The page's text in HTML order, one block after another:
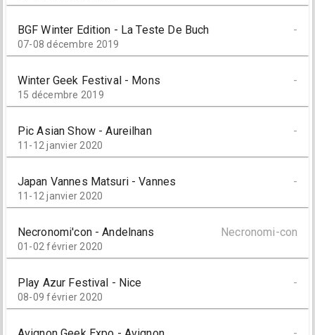
BGF Winter Edition - La Teste De Buch
07-08 décembre 2019
-
Winter Geek Festival - Mons
15 décembre 2019
-
Pic Asian Show - Aureilhan
11-12 janvier 2020
-
Japan Vannes Matsuri - Vannes
11-12 janvier 2020
-
Necronomi'con - Andelnans
01-02 février 2020
Necronomi-con
Play Azur Festival - Nice
08-09 février 2020
-